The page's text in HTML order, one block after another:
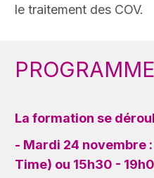
le traitement des COV.
PROGRAMME
La formation se
- Mardi 24 novembre :
Time) ou 15h30 -